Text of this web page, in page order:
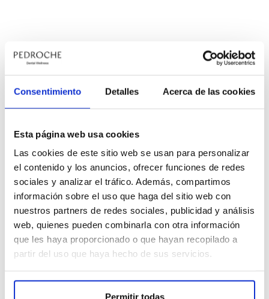
Consentimiento Detalles Acerca de las cookies
Esta página web usa cookies
Las cookies de este sitio web se usan para personalizar
el contenido y los anuncios, ofrecer funciones de redes
sociales y analizar el tráfico. Además, compartimos
información sobre el uso que haga del sitio web con
nuestros partners de redes sociales, publicidad y análisis
web, quienes pueden combinarla con otra información
que les haya proporcionado o que hayan recopilado a
partir del uso que haya hecho de sus servicios.
Permitir todas
La mejor solución para el miedo al dentista es la
es así, no te preocupes, pues no eres el único. Según las
últimas estimaciones, alrededor de un 15% de los
españoles sufre de odontofobia. Es decir, en su interior
surge un temor irracional cuando piensan en […]
Odontofobia